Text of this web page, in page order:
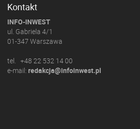
Kontakt
INFO-INWEST
ul. Gabriela 4/1
01-347 Warszawa
tel. +48 22 532 14 00
e-mail: redakcja@infoinwest.pl